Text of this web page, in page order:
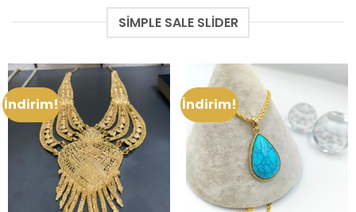
SIMPLE SALE SLIDER
İndirim! İndirim!